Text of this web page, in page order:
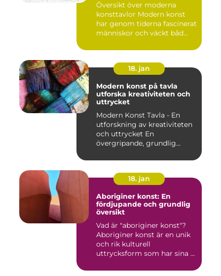
Översikt över moderna
konsttavlor Modern konst
har genom tiderna fascinerat
människor och väckt båd...
18. jan
Modern konst på tavla
utforska kreativiteten och
uttrycket
Modern Konst Tavla - En
utforskning av kreativiteten
och uttrycket En
övergripande, grundlig
18. jan
Aboriginer konst: En
fördjupande och grundlig
översikt
Vad är "aboriginer konst"?
Aboriginer konst är en unik
och rik kulturell
uttrycksform som har sina ...